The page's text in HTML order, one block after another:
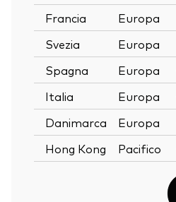
Francia
Europa
Svezia
Europa
Spagna
Europa
Italia
Europa
Danimarca
Europa
Hong Kong
Pacifico